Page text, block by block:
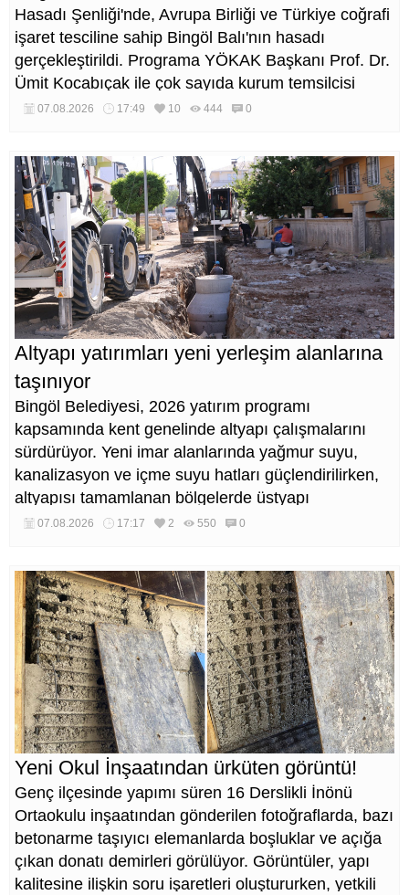
Hasadı Şenliği'nde, Avrupa Birliği ve Türkiye coğrafi
işaret tesciline sahip Bingöl Balı'nın hasadı
gerçekleştirildi. Programa YÖKAK Başkanı Prof. Dr.
Ümit Kocabıçak ile çok sayıda kurum temsilcisi
katıldı.
07.08.2026 17:49 10 444 0
Altyapı yatırımları yeni yerleşim alanlarına
taşınıyor
Bingöl Belediyesi, 2026 yatırım programı
kapsamında kent genelinde altyapı çalışmalarını
sürdürüyor. Yeni imar alanlarında yağmur suyu,
kanalizasyon ve içme suyu hatları güçlendirilirken,
altyapısı tamamlanan bölgelerde üstyapı
düzenlemeleri de eş zamanlı yürütülüyor.
07.08.2026 17:17 2 550 0
Yeni Okul İnşaatından ürküten görüntü!
Genç ilçesinde yapımı süren 16 Derslikli İnönü
Ortaokulu inşaatından gönderilen fotoğraflarda, bazı
betonarme taşıyıcı elemanlarda boşluklar ve açığa
çıkan donatı demirleri görülüyor. Görüntüler, yapı
kalitesine ilişkin soru işaretleri oluştururken, yetkili